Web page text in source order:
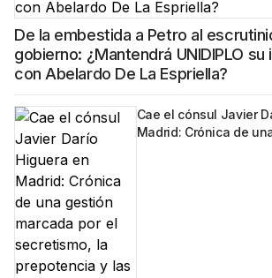
De la embestida a Petro al
gobierno: ¿Mantendrá UNIDIPLO
con Abelardo De La Espriella?
Cae el cónsul Javier
Madrid: Crónica de